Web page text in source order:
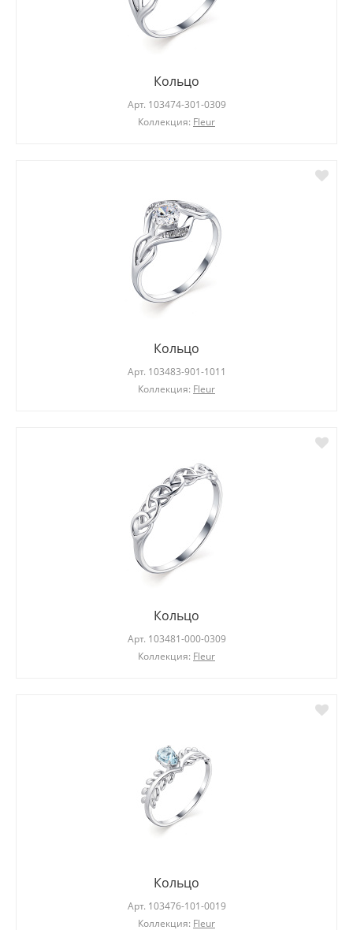
Кольцо
Арт. 103474-301-0309
Коллекция: Fleur
Кольцо
Арт. 103483-901-1011
Коллекция: Fleur
Кольцо
Арт. 103481-000-0309
Коллекция: Fleur
Кольцо
Арт. 103476-101-0019
Коллекция: Fleur